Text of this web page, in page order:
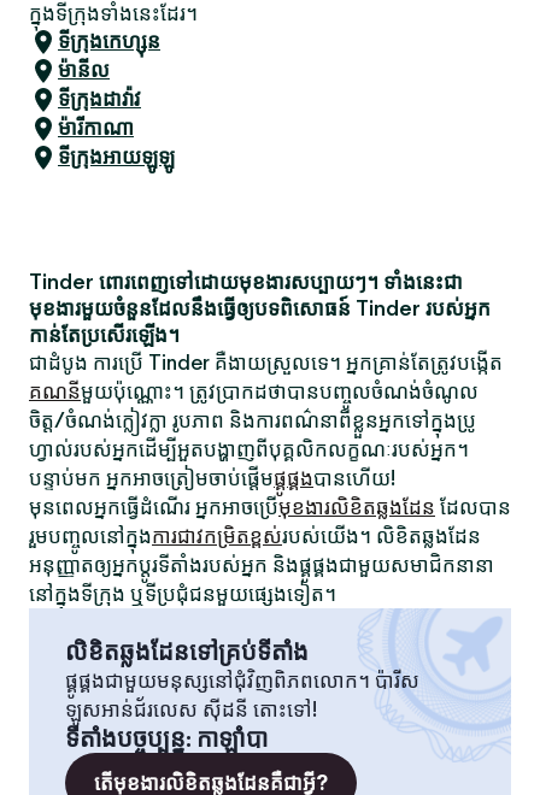
ក្នុងទីក្រុងទាំងនេះដែរ។
ទីក្រុងកេហ្សុន
ម៉ានីល
ទីក្រុងដាវ៉ាវ
ម៉ារីកាណា
ទីក្រុងអាយឡូឡូ
Tinder ពោរពេញទៅដោយមុខងារសប្បាយៗ។ ទាំងនេះជា
មុខងារមួយចំនួនដែលនឹងធ្វើឲ្យបទពិសោធន៍ Tinder របស់អ្នក
កាន់តែប្រសើរឡើង។
ជាដំបូង ការប្រើ Tinder គឺងាយស្រួលទេ។ អ្នកគ្រាន់តែត្រូវបង្កើត
គណនីមួយប៉ុណ្ណោះ។ ត្រូវប្រាកដថាបានបញ្ចូលចំណង់ចំណូល
ចិត្ត/ចំណង់ក្លៀវក្លា រូបភាព និងការពណ៌នាពីខ្លួនអ្នកទៅក្នុងប្រូ
ហ្វាល់របស់អ្នកដើម្បីអួតបង្ហាញពីបុគ្គលិកលក្ខណៈរបស់អ្នក។
បន្ទាប់មក អ្នកអាចត្រៀមចាប់ផ្តើមផ្គូផ្គងបានហើយ!
មុនពេលអ្នកធ្វើដំណើរ អ្នកអាចប្រើមុខងារលិខិតឆ្លងដែន ដែលបាន
រួមបញ្ចូលនៅក្នុងការជាវកម្រិតខ្ពស់របស់យើង។ លិខិតឆ្លងដែន
អនុញ្ញាតឲ្យអ្នកប្តូរទីតាំងរបស់អ្នក និងផ្គូផ្គងជាមួយសមាជិកនានា
នៅក្នុងទីក្រុង ឬទីប្រជុំជនមួយផ្សេងទៀត។
លិខិតឆ្លងដែនទៅគ្រប់ទីតាំង
ផ្គូផ្គងជាមួយមនុស្សនៅជុំវិញពិភពលោក។ ប៉ារីស
ឡូសអាន់ជ័រលេស ស៊ីដនី តោះទៅ!
ទីតាំងបច្ចុប្បន្ន: កាឡាំបា
តើមុខងារលិខិតឆ្លងដែនគឺជាអ្វី?